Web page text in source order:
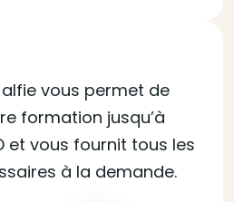
alfie vous permet de
formation jusqu’à
et vous fournit tous les
à la demande.